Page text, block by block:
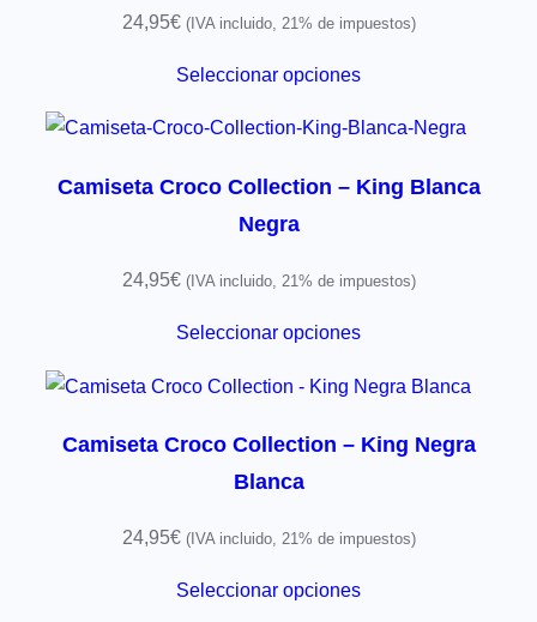
24,95€ (IVA incluido, 21% de impuestos)
Seleccionar opciones
Camiseta Croco Collection – King Blanca
Negra
24,95€ (IVA incluido, 21% de impuestos)
Seleccionar opciones
Camiseta Croco Collection – King Negra
Blanca
24,95€ (IVA incluido, 21% de impuestos)
Seleccionar opciones